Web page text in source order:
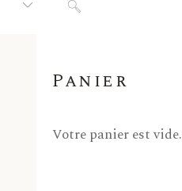
Panier
Votre panier est vide.